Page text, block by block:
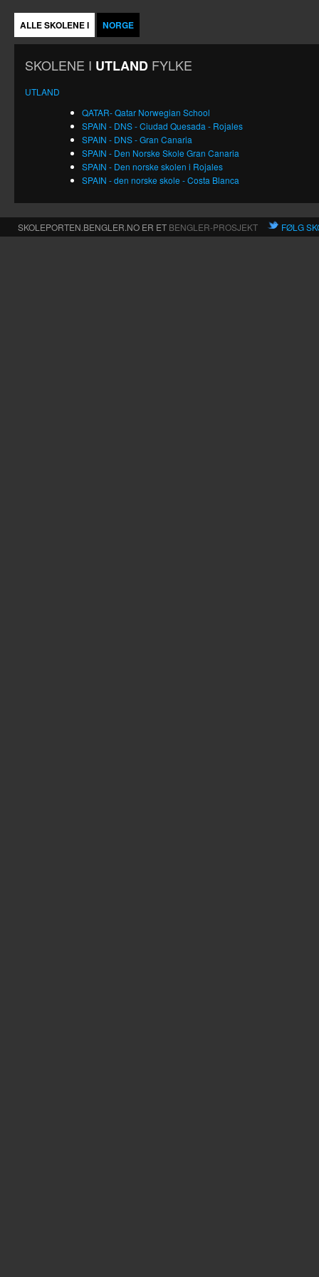
ALLE SKOLENE I NORGE
SKOLENE I UTLAND FYLKE
UTLAND
QATAR- Qatar Norwegian School
SPAIN - DNS - Ciudad Quesada - Rojales
SPAIN - DNS - Gran Canaria
SPAIN - Den Norske Skole Gran Canaria
SPAIN - Den norske skolen i Rojales
SPAIN - den norske skole - Costa Blanca
SKOLEPORTEN.BENGLER.NO ER ET BENGLER-PROSJEKT FØLG